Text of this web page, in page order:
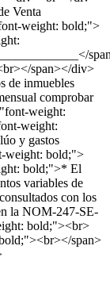
Venta
weight: bold;">
span></div>
de inmuebles
comprobar
weight:
weight:
y gastos
weight: bold;">
bold;">* El
variables de
con los
la NOM-247-SE-
bold;"><br>
span>